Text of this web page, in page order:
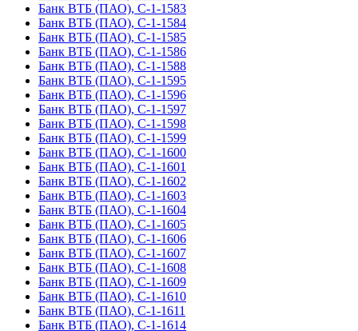
Банк ВТБ (ПАО), С-1-1583
Банк ВТБ (ПАО), С-1-1584
Банк ВТБ (ПАО), С-1-1585
Банк ВТБ (ПАО), С-1-1586
Банк ВТБ (ПАО), С-1-1588
Банк ВТБ (ПАО), С-1-1595
Банк ВТБ (ПАО), С-1-1596
Банк ВТБ (ПАО), С-1-1597
Банк ВТБ (ПАО), С-1-1598
Банк ВТБ (ПАО), С-1-1599
Банк ВТБ (ПАО), С-1-1600
Банк ВТБ (ПАО), С-1-1601
Банк ВТБ (ПАО), С-1-1602
Банк ВТБ (ПАО), С-1-1603
Банк ВТБ (ПАО), С-1-1604
Банк ВТБ (ПАО), С-1-1605
Банк ВТБ (ПАО), С-1-1606
Банк ВТБ (ПАО), С-1-1607
Банк ВТБ (ПАО), С-1-1608
Банк ВТБ (ПАО), С-1-1609
Банк ВТБ (ПАО), С-1-1610
Банк ВТБ (ПАО), С-1-1611
Банк ВТБ (ПАО), С-1-1614